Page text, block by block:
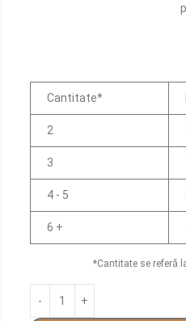
Cantitate*
2
3
4 - 5
6 +
*Cantitate se referă